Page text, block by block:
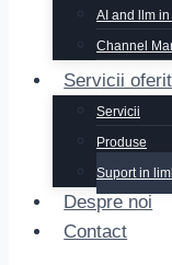
AI and llm
Channel
Servicii
Servicii
Produse
Suport in
Despre noi
Contact